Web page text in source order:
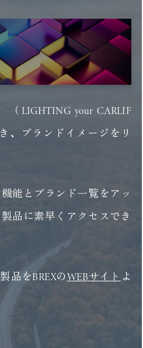
LIGHTING your CARLIF
、ブランドイメージをリ
能とブランド一覧をアッ
品に素早くアクセスでき
品をBREXのWEBサイト よ